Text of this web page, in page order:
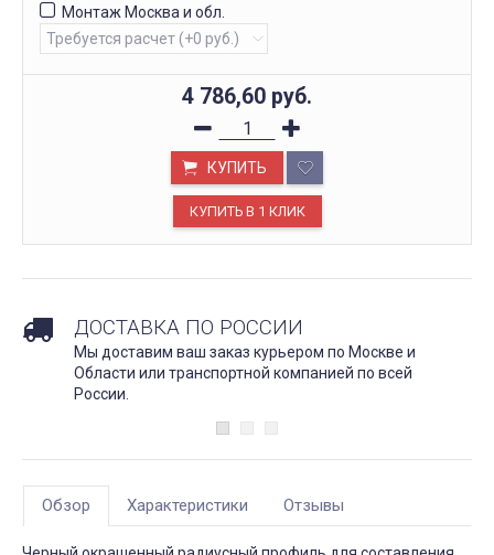
Монтаж Москва и обл.
4 786,60 руб.
КУПИТЬ
ДОСТАВКА ПО РОССИИ
Мы доставим ваш заказ курьером по Москве и
Области или транспортной компанией по всей
России.
Обзор Характеристики Отзывы